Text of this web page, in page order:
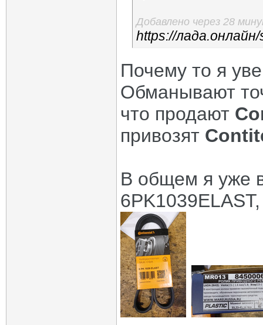
Добавлено через 28
https://
Почему то я
Обманывают
что продают
привозят
В общем я уже